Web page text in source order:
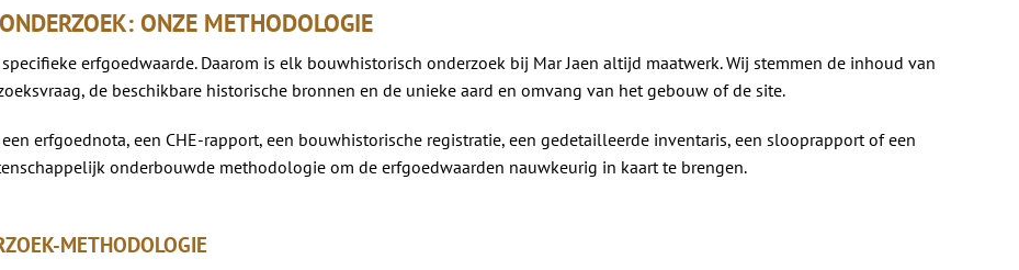
ONZE METHODOLOGIE
erfgoedwaarde. Daarom is elk bouwhistorisch onderzoek bij Mar Jaen altijd maatwerk. Wij stemmen de inhoud van
de beschikbare historische bronnen en de unieke aard en omvang van het gebouw of de site.
erfgoednota, een CHE-rapport, een bouwhistorische registratie, een gedetailleerde inventaris, een slooprapport of een
onderbouwde methodologie om de erfgoedwaarden nauwkeurig in kaart te brengen.
METHODOLOGIE